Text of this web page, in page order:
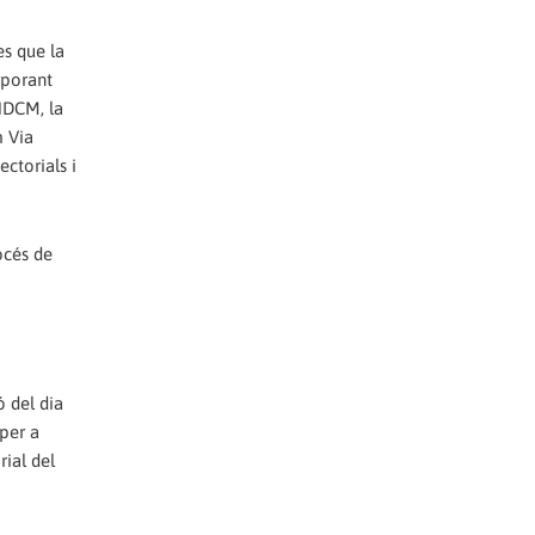
que la
la
Via
i
de
del dia
a
del